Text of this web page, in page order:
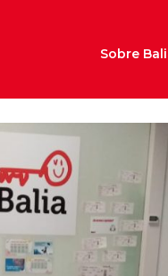
Sobre